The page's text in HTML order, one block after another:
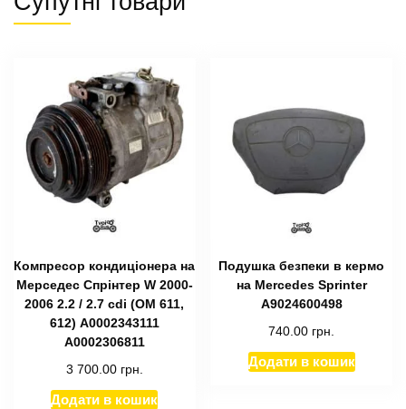
Компресор кондиціонера на
Мерседес Спрінтер W 2000-
2006 2.2 / 2.7 cdi (ОМ 611,
612) А0002343111
A0002306811
3 700.00 грн.
Додати в кошик
Подушка безпеки в кермо
на Mercedes Sprinter
A9024600498
740.00 грн.
Додати в кошик